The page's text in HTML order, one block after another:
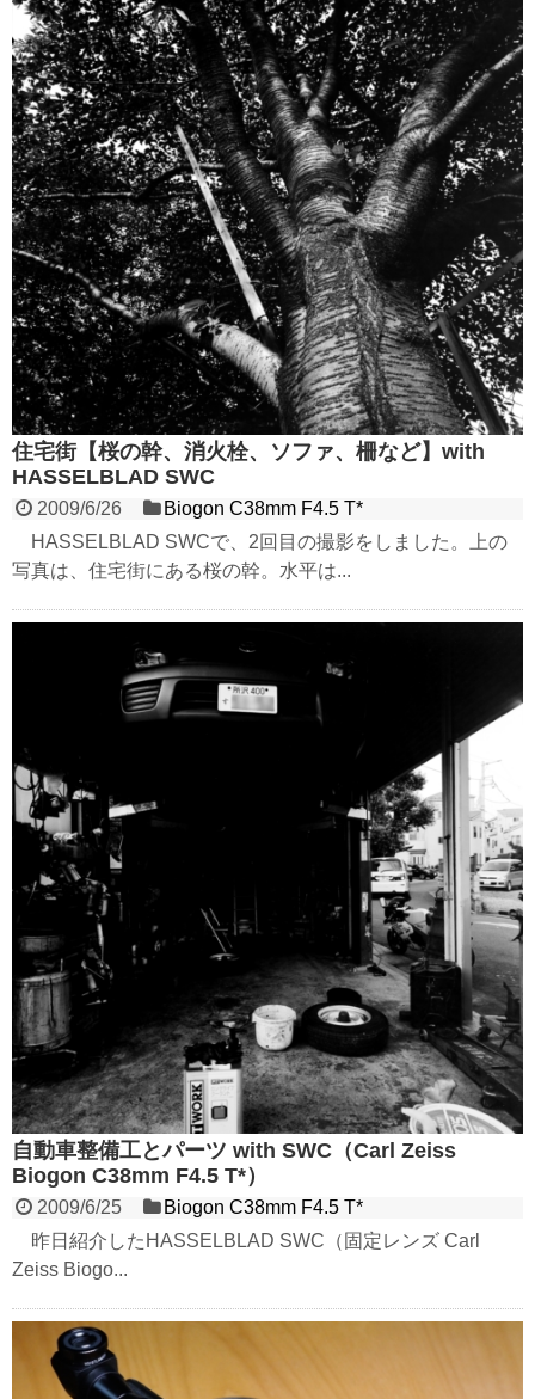
住宅街【桜の幹、消火栓、ソファ、柵など】with
HASSELBLAD SWC
2009/6/26
Biogon C38mm F4.5 T*
HASSELBLAD SWCで、2回目の撮影をしました。上の
写真は、住宅街にある桜の幹。水平は...
自動車整備工とパーツ with SWC（Carl Zeiss
Biogon C38mm F4.5 T*）
2009/6/25
Biogon C38mm F4.5 T*
昨日紹介したHASSELBLAD SWC（固定レンズ Carl
Zeiss Biogo...